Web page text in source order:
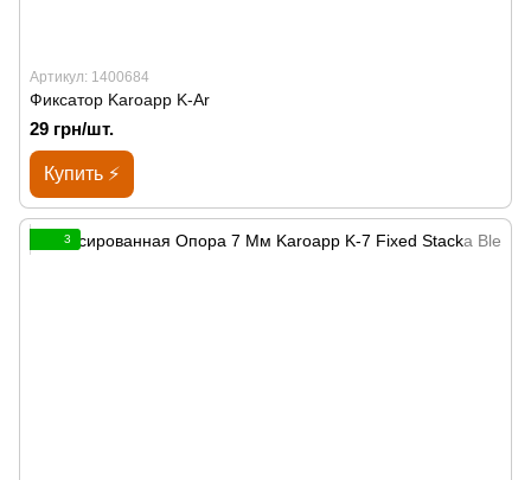
Артикул: 1400684
Фиксатор Karoapp K-Ar
29 грн/шт.
Купить ⚡
3